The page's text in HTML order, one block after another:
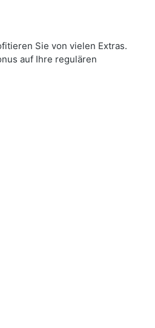
Sie von vielen Extras.
auf Ihre regulären